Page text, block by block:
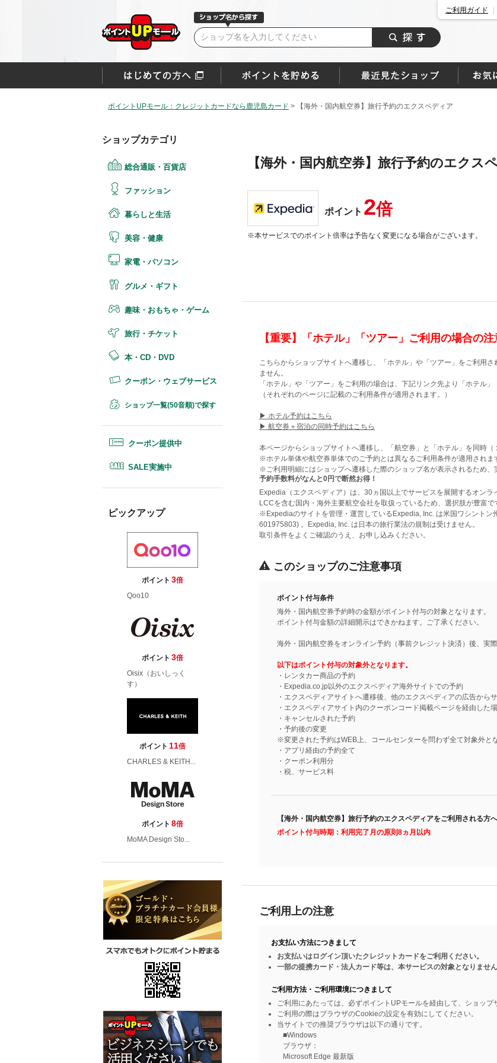
ご利用ガイド
ポイントUPモール：クレジットカードなら鹿児島カード > 【海外・国内航空券】旅行予約のエクスペディア
ショップカテゴリ
総合通販・百貨店
ファッション
暮らしと生活
美容・健康
家電・パソコン
グルメ・ギフト
趣味・おもちゃ・ゲーム
旅行・チケット
本・CD・DVD
クーポン・ウェブサービス
ショップ一覧(50音順)で探す
クーポン提供中
SALE実施中
ピックアップ
ポイント 3倍
Qoo10
ポイント 3倍
Oisix（おいしっく
す）
ポイント 11倍
CHARLES & KEITH...
ポイント 8倍
MoMA Design Sto...
【海外・国内航空券】旅行予約のエクス
ポイント 2倍
※本サービスでのポイント倍率は予告なく変更になる場合がございます。
【重要】「ホテル」「ツアー」ご利用の場合の注
こちらからショップサイトへ遷移し、「ホテル」や「ツアー」をご利用
ません。
「ホテル」や「ツアー」をご利用の場合は、下記リンク先より「ホテル
（それぞれのページに記載のご利用条件が適用されます。）
▶ ホテル予約はこちら
▶ 航空券＋宿泊の同時予約はこちら
本ページからショップサイトへ遷移し、「航空券」と「ホテル」を同時
※ホテル単体や航空券単体でのご予約とは異なるご利用条件が適用されま
※ご利用明細にはショップへ遷移した際のショップ名が表示されるため、
予約手数料がなんと0円で断然お得！
Expedia（エクスペディア）は、30ヵ国以上でサービスを展開するオンラ
LCCを含む国内・海外主要航空会社を取扱っているため、選択肢が豊富で
※Expediaのサイトを管理・運営しているExpedia, Inc. は米国ワシントン
601975803) 。Expedia, Inc. は日本の旅行業法の規制は受けません。
取引条件をよくご確認のうえ、お申し込みください。
このショップのご注意事項
ポイント付与条件
海外・国内航空券予約時の金額がポイント付与の対象となります。
ポイント付与金額の詳細開示はできかねます。ご了承ください。
海外・国内航空券をオンライン予約（事前クレジット決済）後、実
以下はポイント付与の対象外となります。
・レンタカー商品の予約
・Expedia.co.jp以外のエクスペディア海外サイトでの予約
・エクスペディアサイトへ遷移後、他のエクスペディアの広告から
・エクスペディアサイト内のクーポンコード掲載ページを経由した
・キャンセルされた予約
・予約後の変更
※変更された予約はWEB上、コールセンターを問わず全て対象外と
・アプリ経由の予約全て
・クーポン利用分
・税、サービス料
【海外・国内航空券】旅行予約のエクスペディアをご利用される方へ
ポイント付与時期：利用完了月の原則8ヵ月以内
ご利用上の注意
お支払い方法につきまして
お支払いはログイン頂いたクレジットカードをご利用ください。
一部の提携カード・法人カード等は、本サービスの対象となりません
ご利用方法・ご利用環境につきまして
ご利用にあたっては、必ずポイントUPモールを経由して、ショップ
ご利用の際はブラウザのCookieの設定を有効にしてください。
当サイトでの推奨ブラウザは以下の通りです。
■Windows
ブラウザ：
Microsoft Edge 最新版